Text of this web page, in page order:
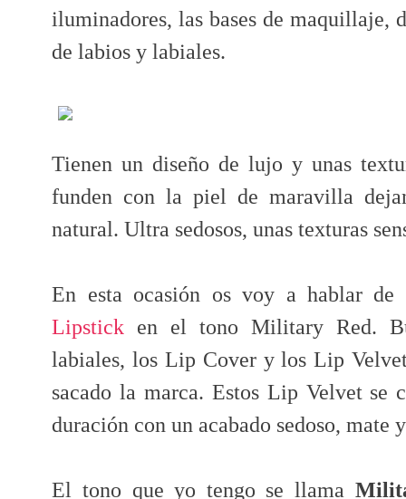
iluminadores, las bases de maquillaje,
de labios y labiales.
Tienen un diseño de lujo y unas
funden con la piel de maravilla
natural. Ultra sedosos, unas texturas
En esta ocasión os voy a hablar
Lipstick en el tono Military Red.
labiales, los Lip Cover y los Lip
sacado la marca. Estos Lip Velvet se
duración con un acabado sedoso, mate
El tono que yo tengo se llama